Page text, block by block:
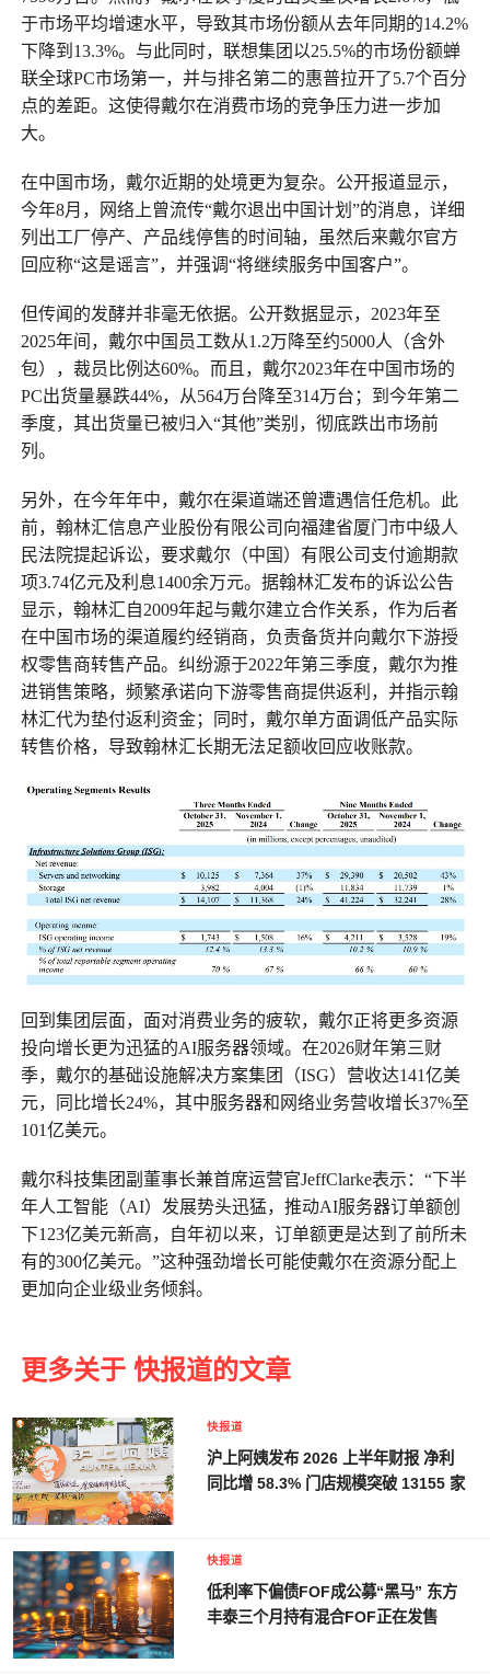
于市场平均增速水平，导致其市场份额从去年同期的14.2%
下降到13.3%。与此同时，联想集团以25.5%的市场份额蝉
联全球PC市场第一，并与排名第二的惠普拉开了5.7个百分
点的差距。这使得戴尔在消费市场的竞争压力进一步加
大。
在中国市场，戴尔近期的处境更为复杂。公开报道显示，
今年8月，网络上曾流传“戴尔退出中国计划”的消息，详细
列出工厂停产、产品线停售的时间轴，虽然后来戴尔官方
回应称“这是谣言”，并强调“将继续服务中国客户”。
但传闻的发酵并非毫无依据。公开数据显示，2023年至
2025年间，戴尔中国员工数从1.2万降至约5000人（含外
包），裁员比例达60%。而且，戴尔2023年在中国市场的
PC出货量暴跌44%，从564万台降至314万台；到今年第二
季度，其出货量已被归入“其他”类别，彻底跌出市场前
列。
另外，在今年年中，戴尔在渠道端还曾遭遇信任危机。此
前，翰林汇信息产业股份有限公司向福建省厦门市中级人
民法院提起诉讼，要求戴尔（中国）有限公司支付逾期款
项3.74亿元及利息1400余万元。据翰林汇发布的诉讼公告
显示，翰林汇自2009年起与戴尔建立合作关系，作为后者
在中国市场的渠道履约经销商，负责备货并向戴尔下游授
权零售商转售产品。纠纷源于2022年第三季度，戴尔为推
进销售策略，频繁承诺向下游零售商提供返利，并指示翰
林汇代为垫付返利资金；同时，戴尔单方面调低产品实际
转售价格，导致翰林汇长期无法足额收回应收账款。
回到集团层面，面对消费业务的疲软，戴尔正将更多资源
投向增长更为迅猛的AI服务器领域。在2026财年第三财
季，戴尔的基础设施解决方案集团（ISG）营收达141亿美
元，同比增长24%，其中服务器和网络业务营收增长37%至
101亿美元。
戴尔科技集团副董事长兼首席运营官JeffClarke表示：“下半
年人工智能（AI）发展势头迅猛，推动AI服务器订单额创
下123亿美元新高，自年初以来，订单额更是达到了前所未
有的300亿美元。”这种强劲增长可能使戴尔在资源分配上
更加向企业级业务倾斜。
更多关于 快报道的文章
快报道
沪上阿姨发布 2026 上半年财报 净利
同比增 58.3% 门店规模突破 13155 家
快报道
低利率下偏债FOF成公募“黑马” 东方
丰泰三个月持有混合FOF正在发售